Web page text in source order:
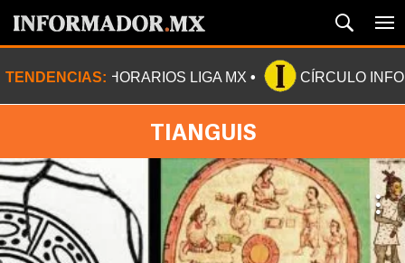
TENDENCIAS: HORARIOS LIGA MX CÍRCULO
TIANGUIS